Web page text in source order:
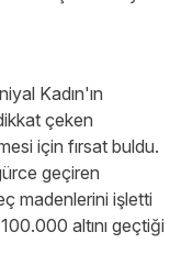
Kadın'ın
çeken
için fırsat buldu.
geçiren
madenlerini işletti
altını geçtiği